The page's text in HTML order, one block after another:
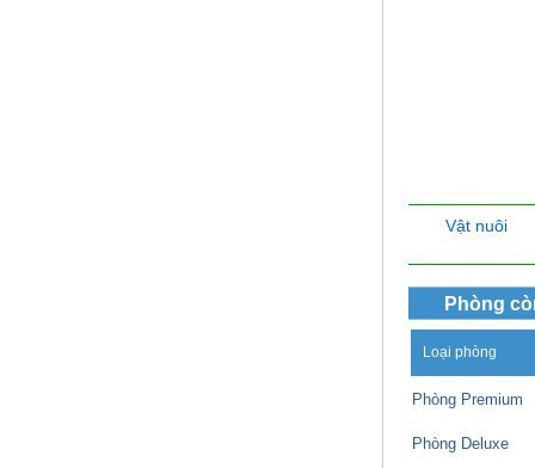
Vật nuôi
Phòng
Loại phòng
Phòng Premium
Phòng Deluxe